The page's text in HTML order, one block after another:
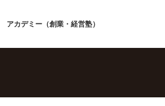
アカデミー（創業・経営塾）